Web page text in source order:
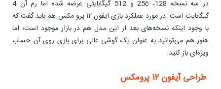
در سه نسخه 128، 256 و 512 گیگابایتی عرضه شده اما رم آن 4
گیگابایت است. در مورد عملکرد بازی ایفون ۱۲ پرو مکس هم باید گفت که
با وجود اینکه نسخه‌های بعد از این مدل هم در بازار موجود است؛ اما
هنوز هم می‌توانید به عنوان یک گوشی عالی برای بازی روی آن حساب
ویژه‌ای باز کنید.
طراحی آیفون ۱۲ پرومکس